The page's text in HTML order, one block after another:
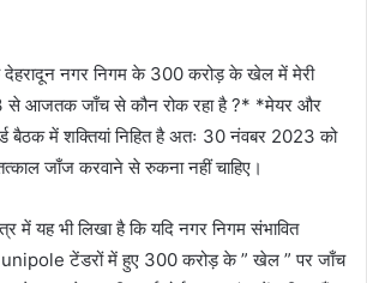
देहरादून नगर निगम के 300 करोड़ के खेल में मेरी
से आजतक जाँच से कौन रोक रहा है ?* *मेयर और
बैठक में शक्तियां निहित है अतः 30 नंवबर 2023 को
जाँज करवाने से रुकना नहीं चाहिए।
में यह भी लिखा है कि यदि नगर निगम संभावित
unipole टेंडरों में हुए 300 करोड़ के ” खेल ” पर जाँच